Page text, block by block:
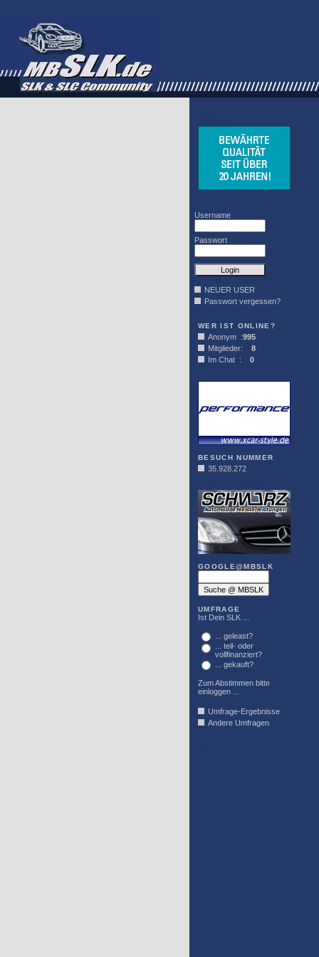
Username
Passwort
NEUER USER
Passwort vergessen?
WER IST ONLINE?
Anonym :995
Mitglieder: 8
Im Chat : 0
BESUCH NUMMER
35.928.272
GOOGLE@MBSLK
UMFRAGE
Ist Dein SLK ...
... geleast?
... teil- oder
vollfinanziert?
... gekauft?
Zum Abstimmen bitte
einloggen ...
Umfrage-Ergebnisse
Andere Umfragen